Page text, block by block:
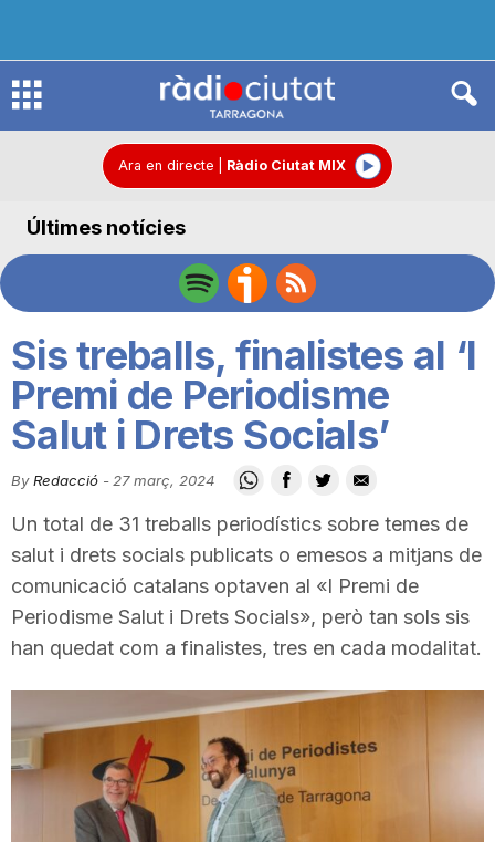
R
d
C
u
t
a
Ara en directe Ràdio Ciutat MIX
Últimes notícies
Sis treballs, finalistes al ‘I
Premi de Periodisme
Salut i Drets Socials’
By Redacció - 27 març, 2024
Un total de 31 treballs periodístics sobre temes de
salut i drets socials publicats o emesos a mitjans de
comunicació catalans optaven al «I Premi de
Periodisme Salut i Drets Socials», però tan sols sis
han quedat com a finalistes, tres en cada modalitat.